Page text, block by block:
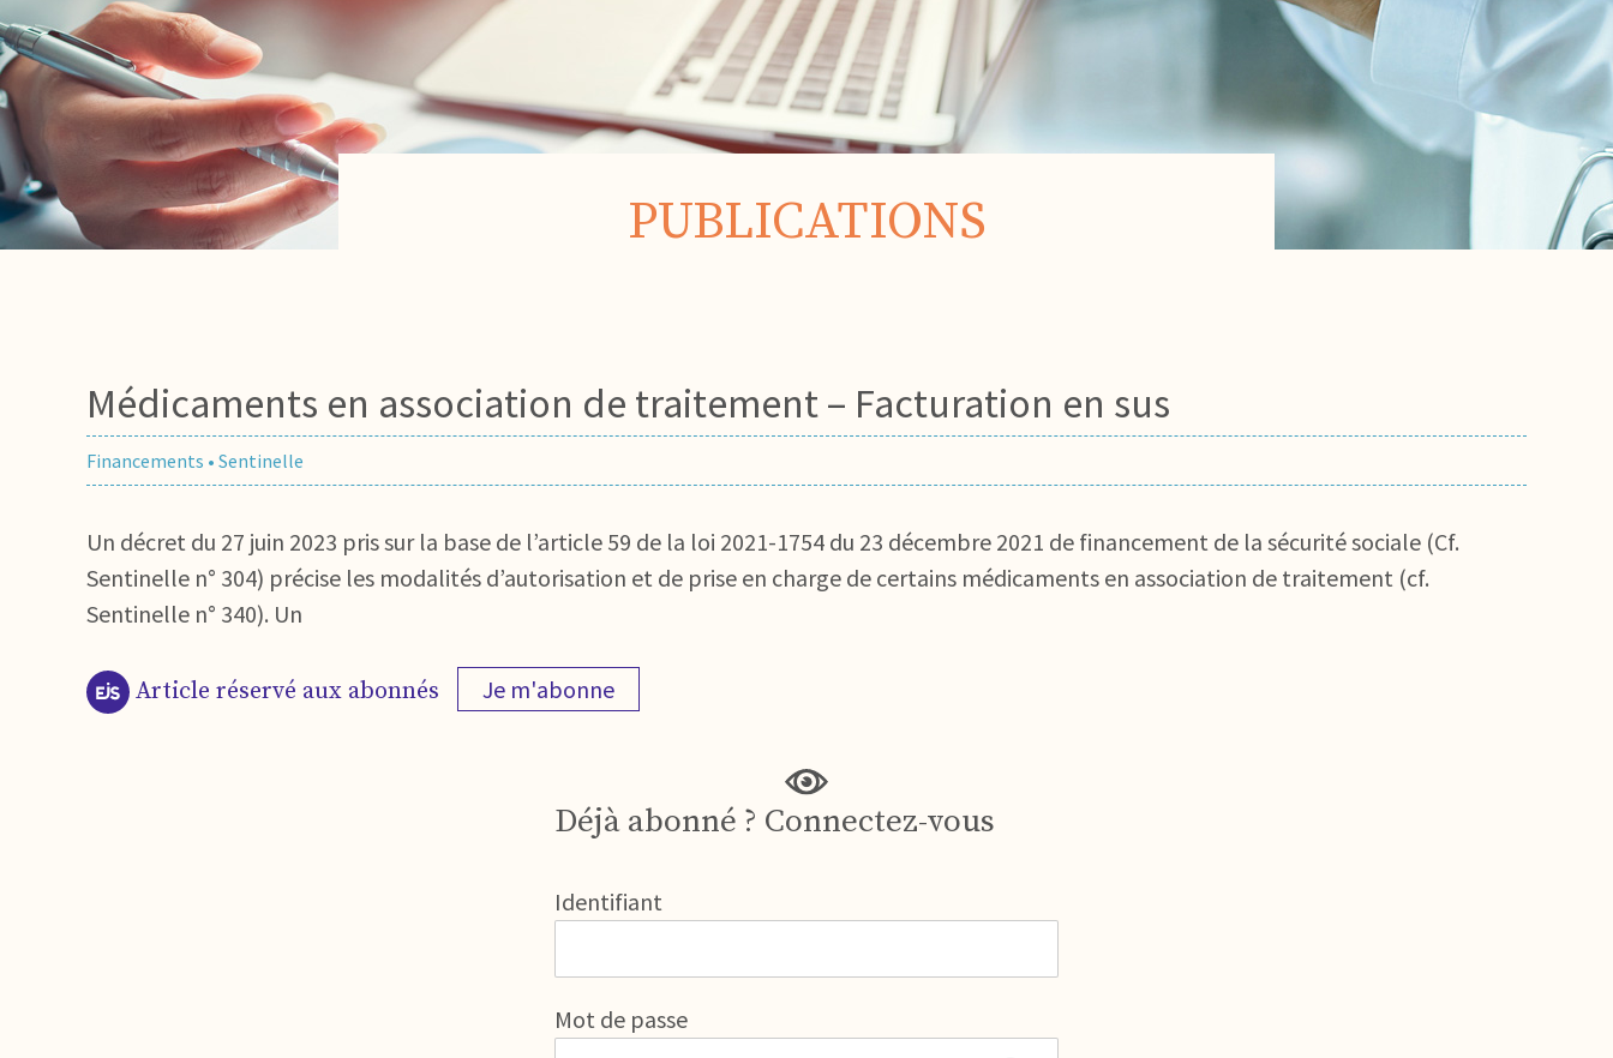
PUBLICATIONS
Médicaments en association de traitement – Facturation en sus
Financements • Sentinelle
Un décret du 27 juin 2023 pris sur la base de l’article 59 de la loi 2021-1754 du 23 décembre 2021 de financement de la sécurité sociale (Cf.
Sentinelle n° 304) précise les modalités d’autorisation et de prise en charge de certains médicaments en association de traitement (cf.
Sentinelle n° 340). Un
Article réservé aux abonnés Je m'abonne
Déjà abonné ? Connectez-vous
Identifiant
Mot de passe